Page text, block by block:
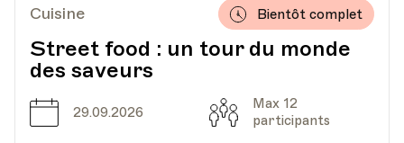
Date28.04.2026 Heure
18.00
Lieu
HEP - Haute Ecole Pédagogique - Salle 719
1005, Lausanne
Cuisine
Street food : un tour du monde
des saveurs
Bientôt complet
Date
29.09.2026 Capacité
Max 12
participants